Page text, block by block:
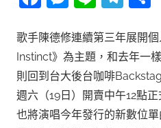
歌手陳德修連續第三年展開
Instinct》為主題，和去年一
則回到台大後台咖啡
週六（19日）開賣中午12點
也將演唱今年發行的新數位